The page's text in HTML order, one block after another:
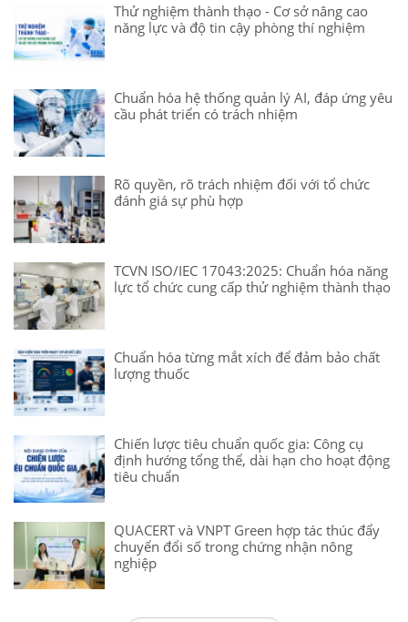
Thử nghiệm thành thạo - Cơ sở nâng cao
năng lực và độ tin cậy phòng thí nghiệm
Chuẩn hóa hệ thống quản lý AI, đáp ứng yêu
cầu phát triển có trách nhiệm
Rõ quyền, rõ trách nhiệm đối với tổ chức
đánh giá sự phù hợp
TCVN ISO/IEC 17043:2025: Chuẩn hóa năng
lực tổ chức cung cấp thử nghiệm thành thạo
Chuẩn hóa từng mắt xích để đảm bảo chất
lượng thuốc
Chiến lược tiêu chuẩn quốc gia: Công cụ
định hướng tổng thể, dài hạn cho hoạt động
tiêu chuẩn
QUACERT và VNPT Green hợp tác thúc đẩy
chuyển đổi số trong chứng nhận nông
nghiệp